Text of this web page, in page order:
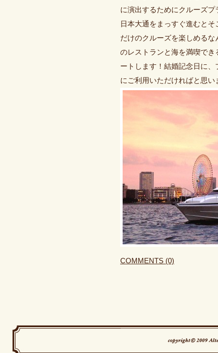
に演出するためにクルーズ
日本大通をまっすぐ進むと
だけのクルーズを楽しめる
のレストランと海を満喫で
ートします！結婚記念日に
にご利用いただければと思い
COMMENTS (0)